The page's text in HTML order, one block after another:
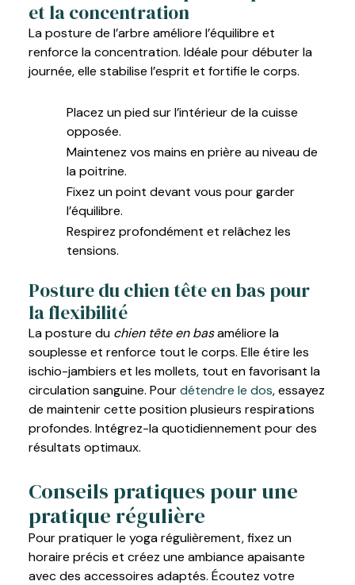
et la concentration
La posture de l’arbre améliore l’équilibre et
renforce la concentration. Idéale pour débuter la
journée, elle stabilise l’esprit et fortifie le corps.
Placez un pied sur l’intérieur de la cuisse
opposée.
Maintenez vos mains en prière au niveau de
la poitrine.
Fixez un point devant vous pour garder
l’équilibre.
Respirez profondément et relâchez les
tensions.
Posture du chien tête en bas pour
la flexibilité
La posture du chien tête en basaméliore la
souplesse et renforce tout le corps. Elle étire les
ischio-jambiers et les mollets, tout en favorisant la
circulation sanguine. Pourdétendre le dos, essayez
de maintenir cette position plusieurs respirations
profondes. Intégrez-la quotidiennement pour des
résultats optimaux.
Conseils pratiques pour une
pratique régulière
Pour pratiquer le yoga régulièrement, fixez un
horaire précis et créez une ambiance apaisante
avec des accessoires adaptés. Écoutez votre